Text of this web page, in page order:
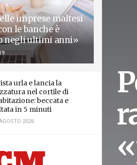
imprese maltesi
le banche è
negli ultimi anni»
urla e lancia la
nel cortile di
beccata e
in 5 minuti
2026